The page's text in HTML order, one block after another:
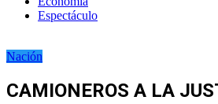
Espectáculo
Nación
CAMIONEROS A LA